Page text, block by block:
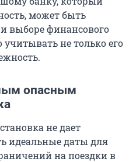
может быть
выборе финансового
не только его
опасным
не дает
идеальные даты для
на поездки в